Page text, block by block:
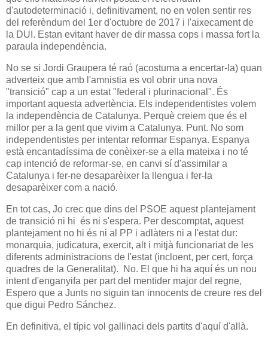
d'autodeterminació i, definitivament, no en volen sentir res
del referèndum del 1er d'octubre de 2017 i l'aixecament de
la DUI. Estan evitant haver de dir massa cops i massa fort la
paraula independència.
No se si Jordi Graupera té raó (acostuma a encertar-la) quan
adverteix que amb l'amnistia es vol obrir una nova
"transició" cap a un estat "federal i plurinacional". És
important aquesta advertència. Els independentistes volem
la independència de Catalunya. Perquè creiem que és el
millor per a la gent que vivim a Catalunya. Punt. No som
independentistes per intentar reformar Espanya. Espanya
està encantadíssima de conèixer-se a ella mateixa i no té
cap intenció de reformar-se, en canvi sí d'assimilar a
Catalunya i fer-ne desaparèixer la llengua i fer-la
desaparèixer com a nació.
En tot cas, Jo crec que dins del PSOE aquest plantejament
de transició ni hi és ni s'espera. Per descomptat, aquest
plantejament no hi és ni al PP i adlàters ni a l'estat dur:
monarquia, judicatura, exercit, alt i mitjà funcionariat de les
diferents administracions de l'estat (incloent, per cert, força
quadres de la Generalitat). No. El que hi ha aquí és un nou
intent d'enganyifa per part del mentider major del regne,
Espero que a Junts no siguin tan innocents de creure res del
que digui Pedro Sánchez.
En definitiva, el típic vol gallinaci dels partits d'aquí d'allà.